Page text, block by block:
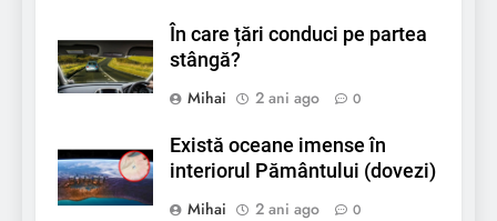
În care țări conduci pe partea
stângă?
Mihai
2 ani ago 0
Există oceane imense în
interiorul Pământului (dovezi)
Mihai
2 ani ago 0